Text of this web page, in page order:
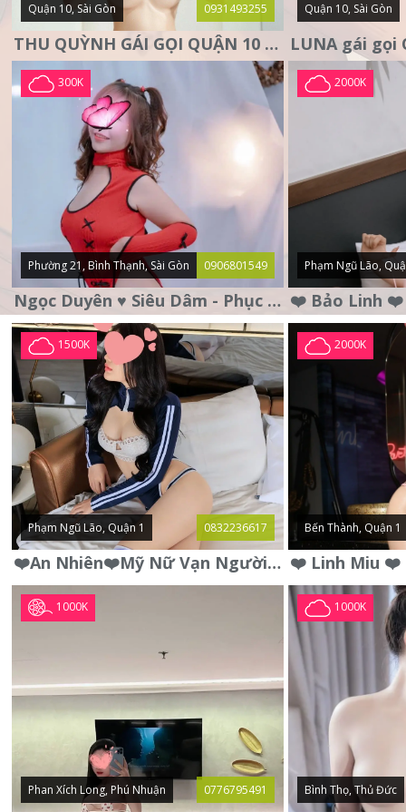
Quận 10, Sài Gòn 0931493255
THU QUỲNH GÁI GỌI QUẬN 10 – MẶT XINH DA TRẮNG – SANG
Quận 10, Sài Gòn
300K
Phường 21, Bình Thạnh, Sài Gòn 0906801549
Ngọc Duyên ♥️ Siêu Dâm - Phục Vụ Tận Tình - Chu Đáo
2000K
Phạm Ngũ Lão,
1500K
Phạm Ngũ Lão, Quận 1 0832236617
❤️An Nhiên❤️Mỹ Nữ Vạn Người Mê,Da Trắng, Mặt Xynh, Đẹp Từng
2000K
Bến Thành, Quận 1
1000K
Phan Xích Long, Phú Nhuận 0776795491
1000K
Bình Thọ, Thủ Đức